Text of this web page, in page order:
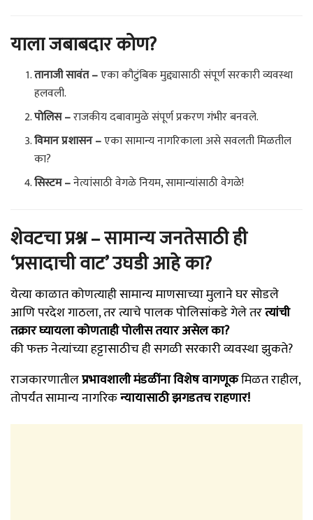
याला जबाबदार कोण?
तानाजी सावंत –एका कौटुंबिक मुद्द्यासाठी संपूर्ण सरकारी व्यवस्था
हलवली.
पोलिस –राजकीय दबावामुळे संपूर्ण प्रकरण गंभीर बनवले.
विमान प्रशासन –एका सामान्य नागरिकाला असे सवलती मिळतील
का?
सिस्टम –नेत्यांसाठी वेगळे नियम, सामान्यांसाठी वेगळे!
शेवटचा प्रश्न – सामान्य जनतेसाठी ही
‘प्रसादाची वाट’ उघडी आहे का?
येत्या काळात कोणत्याही सामान्य माणसाच्या मुलाने घर सोडले
आणि परदेश गाठला, तर त्याचे पालक पोलिसांकडे गेले तरत्यांची
तक्रार घ्यायला कोणताही पोलीस तयार असेल का?
की फक्त नेत्यांच्या हट्टासाठीच ही सगळी सरकारी व्यवस्था झुकते?
राजकारणातीलप्रभावशाली मंडळींना विशेष वागणूकमिळत राहील,
तोपर्यंत सामान्य नागरिकन्यायासाठी झगडतच राहणार!